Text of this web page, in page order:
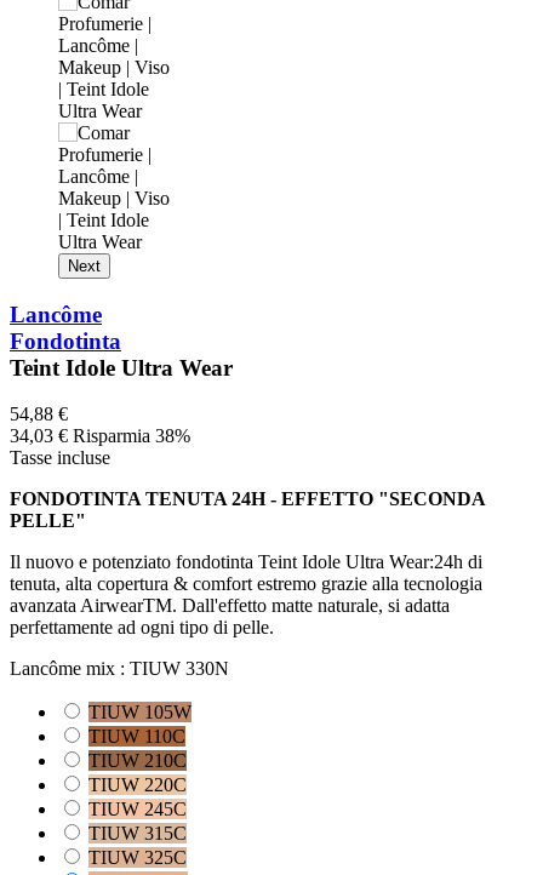
Next
Lancôme
Fondotinta
Teint Idole Ultra Wear
54,88 €
34,03 € Risparmia 38%
Tasse incluse
FONDOTINTA TENUTA 24H - EFFETTO "SECONDA
PELLE"
Il nuovo e potenziato fondotinta Teint Idole Ultra Wear:24h di
tenuta, alta copertura & comfort estremo grazie alla tecnologia
avanzata AirwearTM. Dall'effetto matte naturale, si adatta
perfettamente ad ogni tipo di pelle.
Lancôme mix : TIUW 330N
TIUW 105W
TIUW 110C
TIUW 210C
TIUW 220C
TIUW 245C
TIUW 315C
TIUW 325C